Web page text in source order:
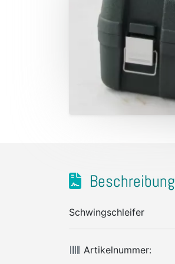
Beschreibung
Schwingschleifer
Artikelnummer: